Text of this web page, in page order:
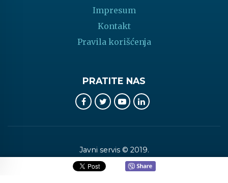
Impresum
Kontakt
Pravila korišćenja
PRATITE NAS
Javni servis © 2019.